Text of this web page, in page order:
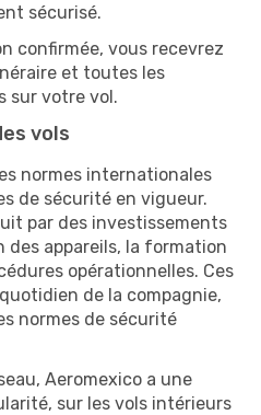
sécurisé.
confirmée, vous recevrez
et toutes les
sur votre vol.
vols
normes internationales
de sécurité en vigueur.
par des investissements
appareils, la formation
opérationnelles. Ces
de la compagnie,
normes de sécurité
Aeromexico a une
sur les vols intérieurs